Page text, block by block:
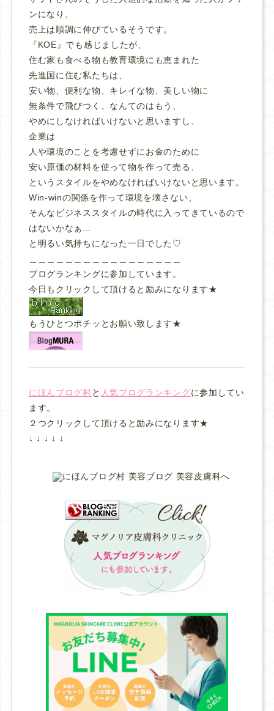
ンになり、
売上は順調に伸びているそうです。
『KOE』でも感じましたが、
住む家も食べる物も教育環境にも恵まれた
先進国に住む私たちは、
安い物、便利な物、キレイな物、美しい物に
無条件で飛びつく、なんてのはもう、
やめにしなければいけないと思いますし、
企業は
人や環境のことを考慮せずにお金のために
安い原価の材料を使って物を作って売る、
というスタイルをやめなければいけないと思います。
Win-winの関係を作って環境を壊さない、
そんなビジネススタイルの時代に入ってきているので
はないかなぁ…
と明るい気持ちになった一日でした♡
ブログランキングに参加しています。
今日もクリックして頂けると励みになります★
もうひとつポチッとお願い致します★
にほんブログ村と 人気ブログランキングに参加してい
ます。
２つクリックして頂けると励みになります★
↓ ↓ ↓ ↓ ↓